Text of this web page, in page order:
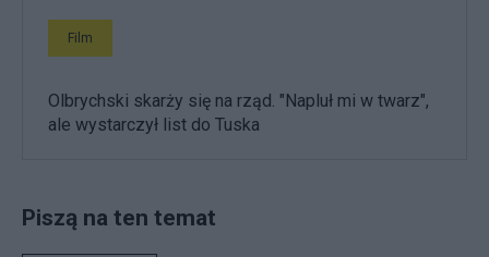
Film
Olbrychski skarży się na rząd. "Napluł mi w twarz",
ale wystarczył list do Tuska
Piszą na ten temat